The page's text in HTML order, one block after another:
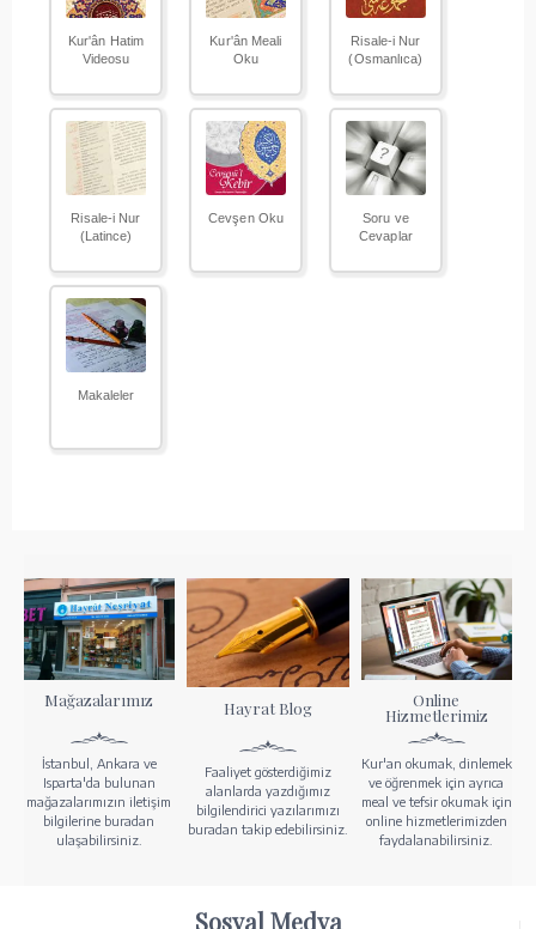
Kur'ân Hatim
Videosu
Kur'ân Meali
Oku
Risale-i Nur
(Osmanlıca)
Risale-i Nur
(Latince)
Cevşen Oku
Soru ve
Cevaplar
Makaleler
Mağazalarımız
İstanbul, Ankara ve
Isparta'da bulunan
mağazalarımızın iletişim
bilgilerine buradan
ulaşabilirsiniz.
Hayrat Blog
Faaliyet gösterdiğimiz
alanlarda yazdığımız
bilgilendirici yazılarımızı
buradan takip edebilirsiniz.
Online
Hizmetlerimiz
Kur'an okumak, dinlemek
ve öğrenmek için ayrıca
meal ve tefsir okumak için
online hizmetlerimizden
faydalanabilirsiniz.
Sosyal Medya